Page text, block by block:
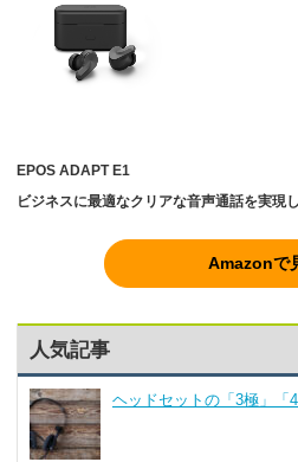
EPOS ADAPT E1
ビジネスに最適なクリアな音声通話を実現
Amazonで
人気記事
ヘッドセットの「3極」「